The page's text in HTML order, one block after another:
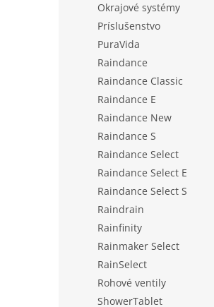
Okrajové systémy
Príslušenstvo
PuraVida
Raindance
Raindance Classic
Raindance E
Raindance New
Raindance S
Raindance Select
Raindance Select E
Raindance Select S
Raindrain
Rainfinity
Rainmaker Select
RainSelect
Rohové ventily
ShowerTablet